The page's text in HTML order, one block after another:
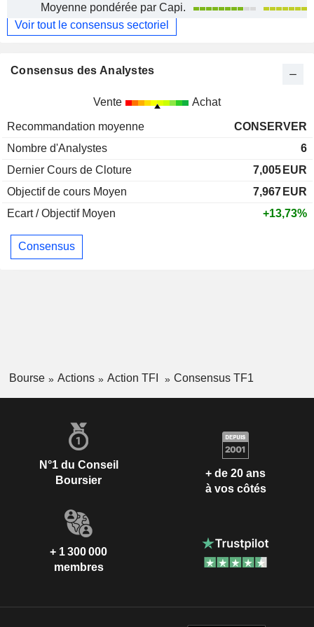
Moyenne pondérée par Capi.
Voir tout le consensus sectoriel
Consensus des Analystes
Vente Achat
Recommandation moyenne
CONSERVER
Nombre d'Analystes
6
Dernier Cours de Cloture
7,005 EUR
Objectif de cours Moyen
7,967 EUR
Ecart / Objectif Moyen
+13,73%
Consensus
Bourse Actions Action TFI Consensus TF1
N°1 du Conseil
Boursier
+ de 20 ans
à vos côtés
+ 1 300 000
membres